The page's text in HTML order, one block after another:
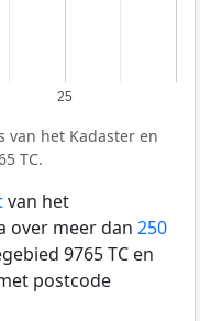
25
van het Kadaster en
TC.
van het
over meer dan 250
9765 TC en
postcode